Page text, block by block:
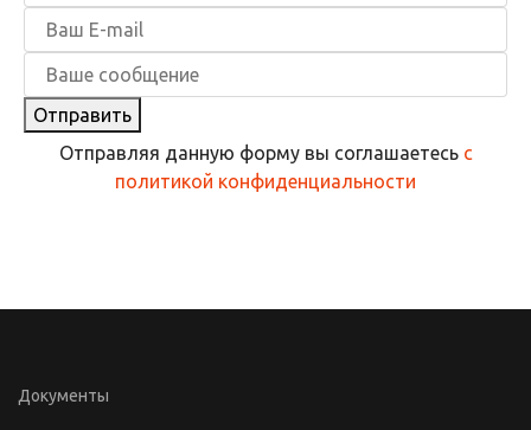
Отправить
Отправляя данную форму вы соглашаетесь с
политикой конфиденциальности
Документы